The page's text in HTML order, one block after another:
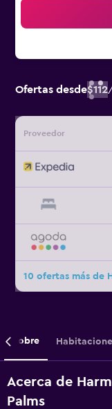
Ofertas desde$112
Proveedor
10 ofertas más de
Sobre
Acerca de
Palms